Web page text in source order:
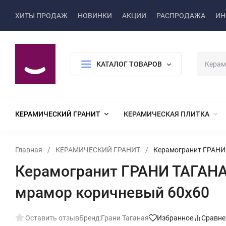
ХИТЫ ПРОДАЖ НОВИНКИ АКЦИИ РАСПРОДАЖА
КАТАЛОГ ТОВАРОВ
КЕРАМИЧЕСКИЙ ГРАНИТ КЕРАМИЧЕСКАЯ ПЛИТКА
Главная / КЕРАМИЧЕСКИЙ ГРАНИТ / Керамогранит ГРАНИ
Керамогранит ГРАНИ
мрамор коричневый 60x60
Оставить отзывБренд:Грани Таганая Избранное